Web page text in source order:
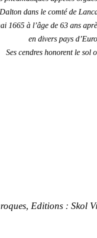
dans le comté de
1665 à l’âge de 63 ans
en divers pays
Ses cendres honorent le sol
, Editions : Skol